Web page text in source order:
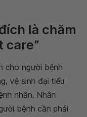
là chăm
care”
cho người bệnh
vệ sinh đại tiểu
nhân. Nhân
bệnh cần phải